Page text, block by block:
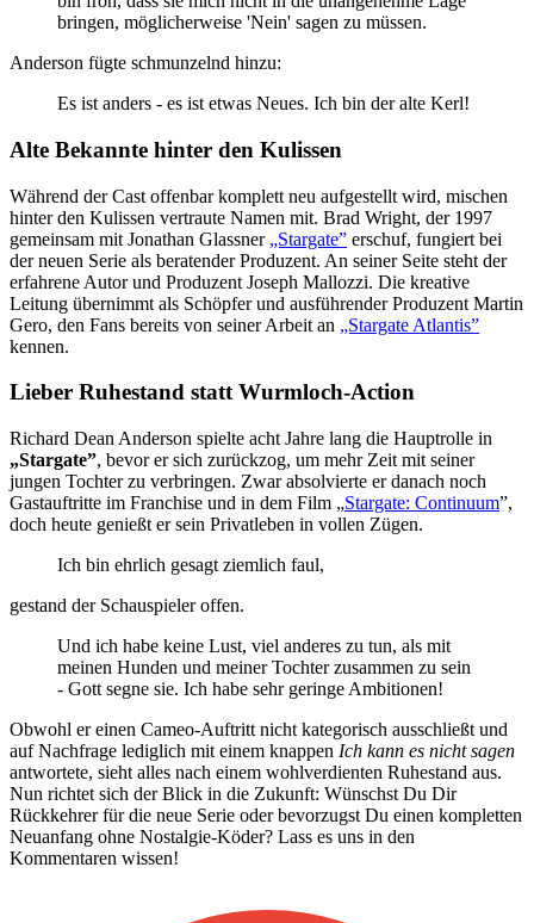
bringen, möglicherweise 'Nein' sagen zu müssen.
Anderson fügte schmunzelnd hinzu:
Es ist anders - es ist etwas Neues. Ich bin der alte Kerl!
Alte Bekannte hinter den Kulissen
Während der Cast offenbar komplett neu aufgestellt wird, mischen
hinter den Kulissen vertraute Namen mit. Brad Wright, der 1997
gemeinsam mit Jonathan Glassner „Stargate” erschuf, fungiert bei
der neuen Serie als beratender Produzent. An seiner Seite steht der
erfahrene Autor und Produzent Joseph Mallozzi. Die kreative
Leitung übernimmt als Schöpfer und ausführender Produzent Martin
Gero, den Fans bereits von seiner Arbeit an „Stargate Atlantis”
kennen.
Lieber Ruhestand statt Wurmloch-Action
Richard Dean Anderson spielte acht Jahre lang die Hauptrolle in
„Stargate”, bevor er sich zurückzog, um mehr Zeit mit seiner
jungen Tochter zu verbringen. Zwar absolvierte er danach noch
Gastauftritte im Franchise und in dem Film „Stargate: Continuum”,
doch heute genießt er sein Privatleben in vollen Zügen.
Ich bin ehrlich gesagt ziemlich faul,
gestand der Schauspieler offen.
Und ich habe keine Lust, viel anderes zu tun, als mit
meinen Hunden und meiner Tochter zusammen zu sein
- Gott segne sie. Ich habe sehr geringe Ambitionen!
Obwohl er einen Cameo-Auftritt nicht kategorisch ausschließt und
auf Nachfrage lediglich mit einem knappen Ich kann es nicht sagen
antwortete, sieht alles nach einem wohlverdienten Ruhestand aus.
Nun richtet sich der Blick in die Zukunft: Wünschst Du Dir
Rückkehrer für die neue Serie oder bevorzugst Du einen kompletten
Neuanfang ohne Nostalgie-Köder? Lass es uns in den
Kommentaren wissen!